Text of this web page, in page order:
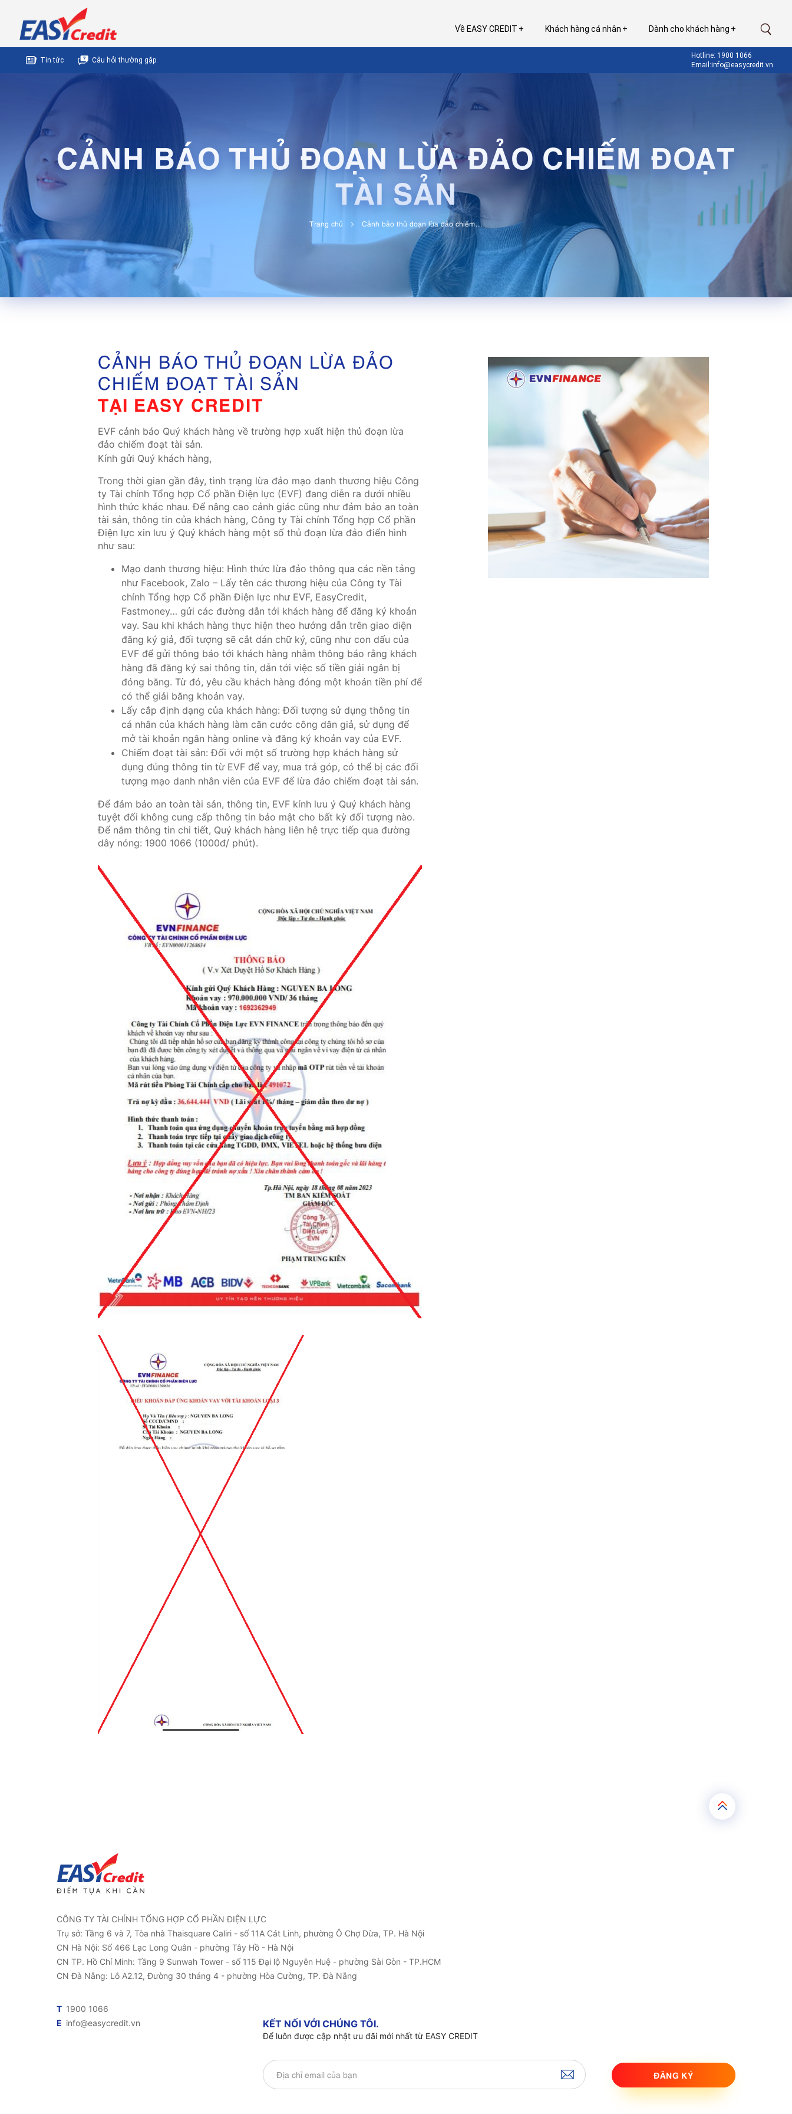
Về EASY CREDIT Khách hàng cá nhân Dành cho khách hàng
Tin tức Câu hỏi thường gặp
Hotline: 1900 1066
Email:info@easycredit.vn
CẢNH BÁO THỦ ĐOẠN LỪA ĐẢO CHIẾM ĐOẠT
TÀI SẢN
Trang chủ Cảnh bảo thủ đoạn lừa đảo chiếm...
CẢNH BÁO THỦ ĐOẠN LỪA ĐẢO
CHIẾM ĐOẠT TÀI SẢN
TẠI EASY CREDIT
EVF cảnh báo Quý khách hàng về trường hợp xuất hiện thủ đoạn lừa
đảo chiếm đoạt tài sản.
Kính gửi Quý khách hàng,
Trong thời gian gần đây, tình trạng lừa đảo mạo danh thương hiệu Công
ty Tài chính Tổng hợp Cổ phần Điện lực (EVF) đang diễn ra dưới nhiều
hình thức khác nhau. Để nâng cao cảnh giác cũng như đảm bảo an toàn
tài sản, thông tin của khách hàng, Công ty Tài chính Tổng hợp Cổ phần
Điện lực xin lưu ý Quý khách hàng một số thủ đoạn lừa đảo điển hình
như sau:
Mạo danh thương hiệu: Hình thức lừa đảo thông qua các nền tảng
như Facebook, Zalo – Lấy tên các thương hiệu của Công ty Tài
chính Tổng hợp Cổ phần Điện lực như EVF, EasyCredit,
Fastmoney… gửi các đường dẫn tới khách hàng để đăng ký khoản
vay. Sau khi khách hàng thực hiện theo hướng dẫn trên giao diện
đăng ký giả, đối tượng sẽ cắt dán chữ ký, cũng như con dấu của
EVF để gửi thông báo tới khách hàng nhằm thông báo rằng khách
hàng đã đăng ký sai thông tin, dẫn tới việc số tiền giải ngân bị
đóng băng. Từ đó, yêu cầu khách hàng đóng một khoản tiền phí để
có thể giải băng khoản vay.
Lấy cắp định dạng của khách hàng: Đối tượng sử dụng thông tin
cá nhân của khách hàng làm căn cước công dân giả, sử dụng để
mở tài khoản ngân hàng online và đăng ký khoản vay của EVF.
Chiếm đoạt tài sản: Đối với một số trường hợp khách hàng sử
dụng đúng thông tin từ EVF để vay, mua trả góp, có thể bị các đối
tượng mạo danh nhân viên của EVF để lừa đảo chiếm đoạt tài sản.
Để đảm bảo an toàn tài sản, thông tin, EVF kính lưu ý Quý khách hàng
tuyệt đối không cung cấp thông tin bảo mật cho bất kỳ đối tượng nào.
Để nắm thông tin chi tiết, Quý khách hàng liên hệ trực tiếp qua đường
dây nóng: 1900 1066 (1000đ/ phút).
CÔNG TY TÀI CHÍNH TỔNG HỢP CỔ PHẦN ĐIỆN LỰC
Trụ sở: Tầng 6 và 7, Tòa nhà Thaisquare Caliri - số 11A Cát Linh, phường Ô Chợ Dừa, TP. Hà Nội
CN Hà Nội: Số 466 Lạc Long Quân - phường Tây Hồ - Hà Nội
CN TP. Hồ Chí Minh: Tầng 9 Sunwah Tower - số 115 Đại lộ Nguyễn Huệ - phường Sài Gòn - TP.HCM
CN Đà Nẵng: Lô A2.12, Đường 30 tháng 4 - phường Hòa Cường, TP. Đà Nẵng
T 1900 1066
E info@easycredit.vn KẾT NỐI VỚI CHÚNG TÔI.
Để luôn được cập nhật ưu đãi mới nhất từ EASY CREDIT
ĐĂNG KÝ